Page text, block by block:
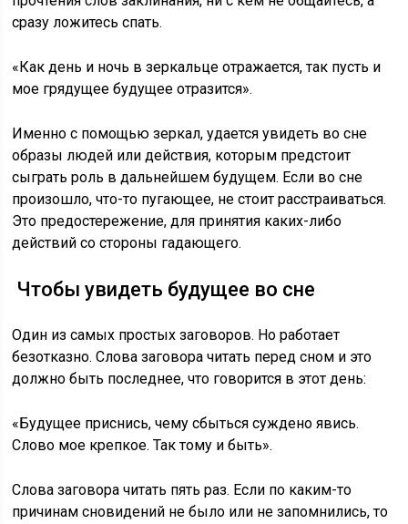
сразу ложитесь спать.
«Как день и ночь в зеркальце отражается, так пусть и
мое грядущее будущее отразится».
Именно с помощью зеркал, удается увидеть во сне
образы людей или действия, которым предстоит
сыграть роль в дальнейшем будущем. Если во сне
произошло, что-то пугающее, не стоит расстраиваться.
Это предостережение, для принятия каких-либо
действий со стороны гадающего.
Чтобы увидеть будущее во сне
Один из самых простых заговоров. Но работает
безотказно. Слова заговора читать перед сном и это
должно быть последнее, что говорится в этот день:
«Будущее приснись, чему сбыться суждено явись.
Слово мое крепкое. Так тому и быть».
Слова заговора читать пять раз. Если по каким-то
причинам сновидений не было или не запомнились, то